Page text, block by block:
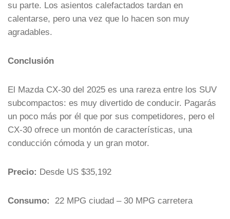
su parte. Los asientos calefactados tardan en
calentarse, pero una vez que lo hacen son muy
agradables.
Conclusión
El Mazda CX-30 del 2025 es una rareza entre los SUV
subcompactos: es muy divertido de conducir. Pagarás
un poco más por él que por sus competidores, pero el
CX-30 ofrece un montón de características, una
conducción cómoda y un gran motor.
Precio: Desde US $35,192
Consumo: 22 MPG ciudad – 30 MPG carretera